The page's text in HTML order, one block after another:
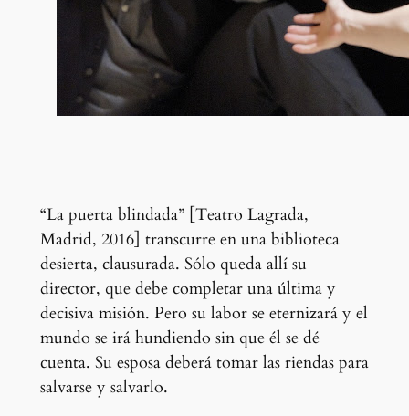
“La puerta blindada” [Teatro Lagrada,
Madrid, 2016] transcurre en una biblioteca
desierta, clausurada. Sólo queda allí su
director, que debe completar una última y
decisiva misión. Pero su labor se eternizará y el
mundo se irá hundiendo sin que él se dé
cuenta. Su esposa deberá tomar las riendas para
salvarse y salvarlo.